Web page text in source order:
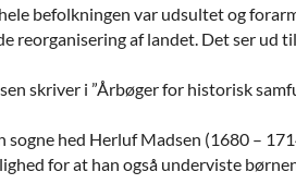
befolkningen var udsultet og
reorganisering af landet. Det ser ud
skriver i ”Årbøger for historisk
hed Herluf Madsen (1680 –
for at han også underviste